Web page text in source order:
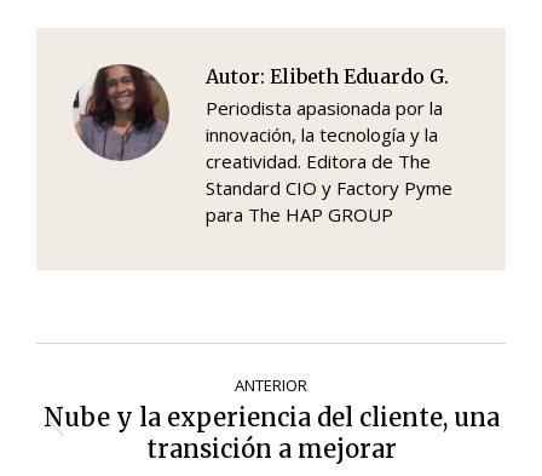
Autor: Elibeth Eduardo G.
Periodista apasionada por la
innovación, la tecnología y la
creatividad. Editora de The
Standard CIO y Factory Pyme
para The HAP GROUP
de
entradas
ANTERIOR
Entrada
anterior:
Nube y la experiencia del cliente, una
transición a mejorar